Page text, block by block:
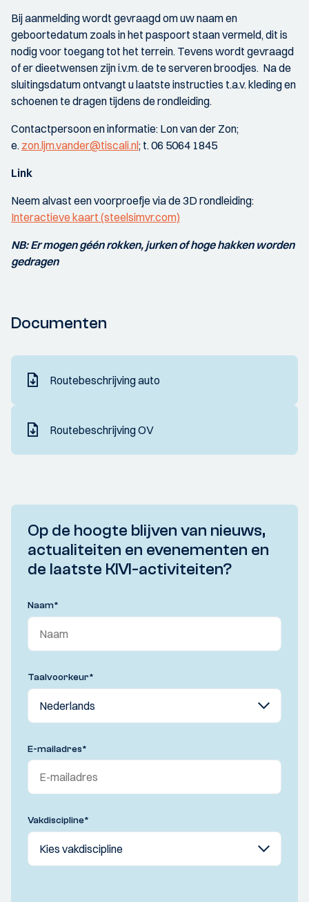
Bij aanmelding wordt gevraagd om uw naam en
geboortedatum zoals in het paspoort staan vermeld, dit is
nodig voor toegang tot het terrein. Tevens wordt gevraagd
of er dieetwensen zijn i.v.m. de te serveren broodjes. Na de
sluitingsdatum ontvangt u laatste instructies t.a.v. kleding en
schoenen te dragen tijdens de rondleiding.
Contactpersoon en informatie: Lon van der Zon;
e. zon.ljm.vander@tiscali.nl; t. 06 5064 1845
Link
Neem alvast een voorproefje via de 3D rondleiding:
Interactieve kaart (steelsimvr.com)
NB: Er mogen géén rokken, jurken of hoge hakken worden
gedragen
Documenten
Routebeschrijving auto
Routebeschrijving OV
Op de hoogte blijven van nieuws,
actualiteiten en evenementen en
de laatste KIVI-activiteiten?
Naam*
Taalvoorkeur*
E-mailadres*
Vakdiscipline*